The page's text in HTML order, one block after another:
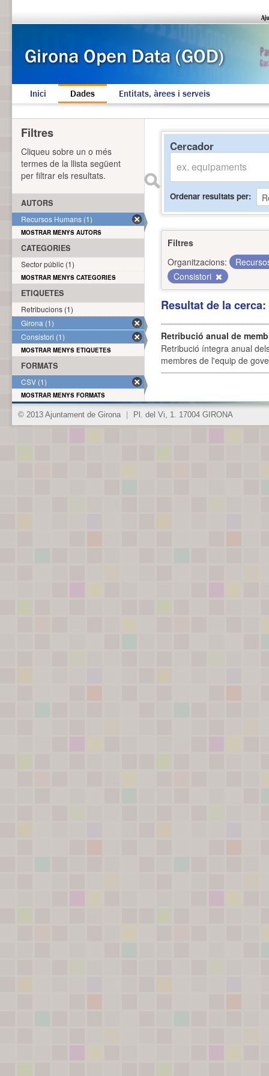
Inici Dades Entitats, àrees i serveis
Cercador
Ordenar resultats per
Filtres
Organitzacions:
Consistori
Resultat de la
Retribució anual de
Retribució íntegra anual
membres de l'equip de
Filtres
Cliqueu sobre un o més
termes de la llista següent
per filtrar els resultats.
AUTORS
Recursos Humans (1)
MOSTRAR MENYS AUTORS
CATEGORIES
Sector públic (1)
MOSTRAR MENYS CATEGORIES
ETIQUETES
Retribucions (1)
Girona (1)
Consistori (1)
MOSTRAR MENYS ETIQUETES
FORMATS
CSV (1)
MOSTRAR MENYS FORMATS
© 2013 Ajuntament de Girona Pl. del Vi, 1. 17004 GIRONA